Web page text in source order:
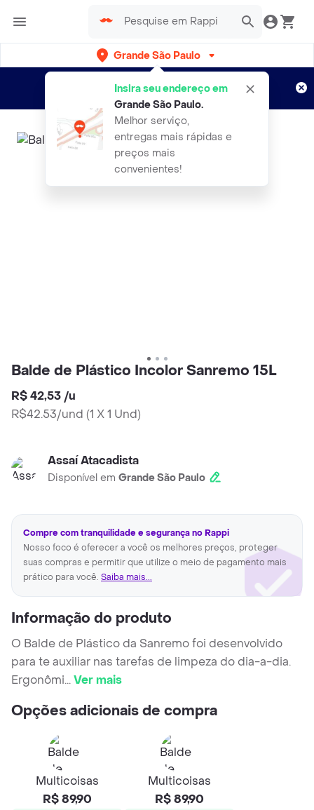
Grande São Paulo
Insira seu endereço em
Grande São Paulo.
Melhor serviço,
entregas mais rápidas e
preços mais
convenientes!
Entregas grátis por 15 dias!
Aplicam T&C
Balde de Plástico Incolor Sanremo 15L
R$ 42,53 /u
R$42.53/und (1 X 1 Und)
Assaí Atacadista
Disponível em Grande São Paulo
Compre com tranquilidade e segurança no Rappi
Nosso foco é oferecer a você os melhores preços, proteger
suas compras e permitir que utilize o meio de pagamento mais
prático para você. Saiba mais...
Informação do produto
O Balde de Plástico da Sanremo foi desenvolvido
para te auxiliar nas tarefas de limpeza do dia-a-dia.
Ergonômi...Ver mais
Opções adicionais de compra
Multicoisas
R$ 89,90
Multicoisas
R$ 89,90